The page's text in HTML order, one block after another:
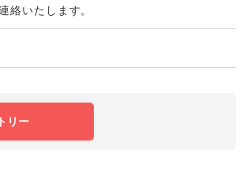
絡いたします。
リー